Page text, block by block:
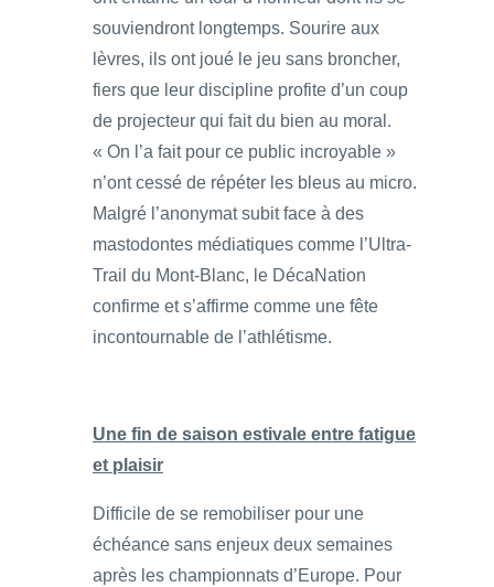
souviendront longtemps. Sourire aux
lèvres, ils ont joué le jeu sans broncher,
fiers que leur discipline profite d’un coup
de projecteur qui fait du bien au moral.
« On l’a fait pour ce public incroyable »
n’ont cessé de répéter les bleus au micro.
Malgré l’anonymat subit face à des
mastodontes médiatiques comme l’Ultra-
Trail du Mont-Blanc, le DécaNation
confirme et s’affirme comme une fête
incontournable de l’athlétisme.
Une fin de saison estivale entre fatigue
et plaisir
Difficile de se remobiliser pour une
échéance sans enjeux deux semaines
après les championnats d’Europe. Pour